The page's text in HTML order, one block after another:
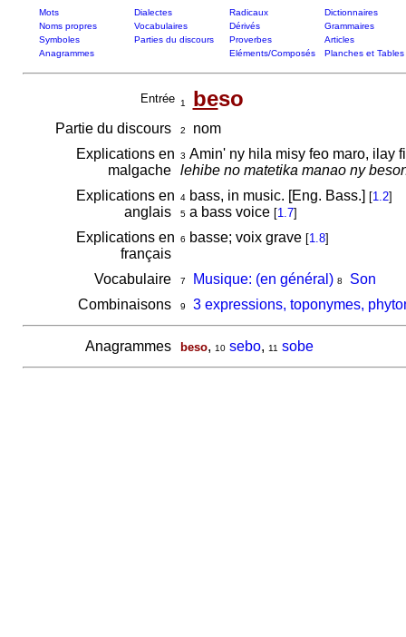
Mots Dialectes Radicaux
Dictionnaires
Noms propres
Vocabulaires Dérivés
Grammaires
Symboles
Parties du discours Proverbes
Articles
Anagrammes
Eléments/Composés Planches et Tables
Entrée 1 beso
Partie du discours 2
nom
Explications en
malgache
3 Amin' ny hila misy feo maro, ilay
lehibe no matetika manao ny
Explications en
anglais
4bass, in music. [Eng. Bass.] [1.2]
5a bass voice [1.7]
Explications en
français
6 basse; voix grave [1.8]
Vocabulaire 7 Musique: (en général) 8
Son
Combinaisons
9 3 expressions, toponymes,
Anagrammes beso, 10 sebo, 11 sobe